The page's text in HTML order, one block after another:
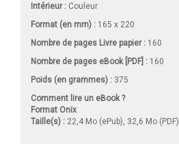
Intérieur : Couleur
Format (en mm) : 165 x 220
Nombre de pages Livre papier: 160
Nombre de pages eBook [PDF] : 160
Poids (en grammes) : 375
Comment lire un eBook ?
Format Onix
Taille(s) : 22,4 Mo (ePub), 32,6 Mo (PDF)